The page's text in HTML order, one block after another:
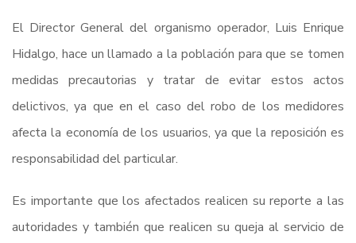
El Director General del organismo operador, Luis Enrique
Hidalgo, hace un llamado a la población para que se tomen
medidas precautorias y tratar de evitar estos actos
delictivos, ya que en el caso del robo de los medidores
afecta la economía de los usuarios, ya que la reposición es
responsabilidad del particular.
Es importante que los afectados realicen su reporte a las
autoridades y también que realicen su queja al servicio de